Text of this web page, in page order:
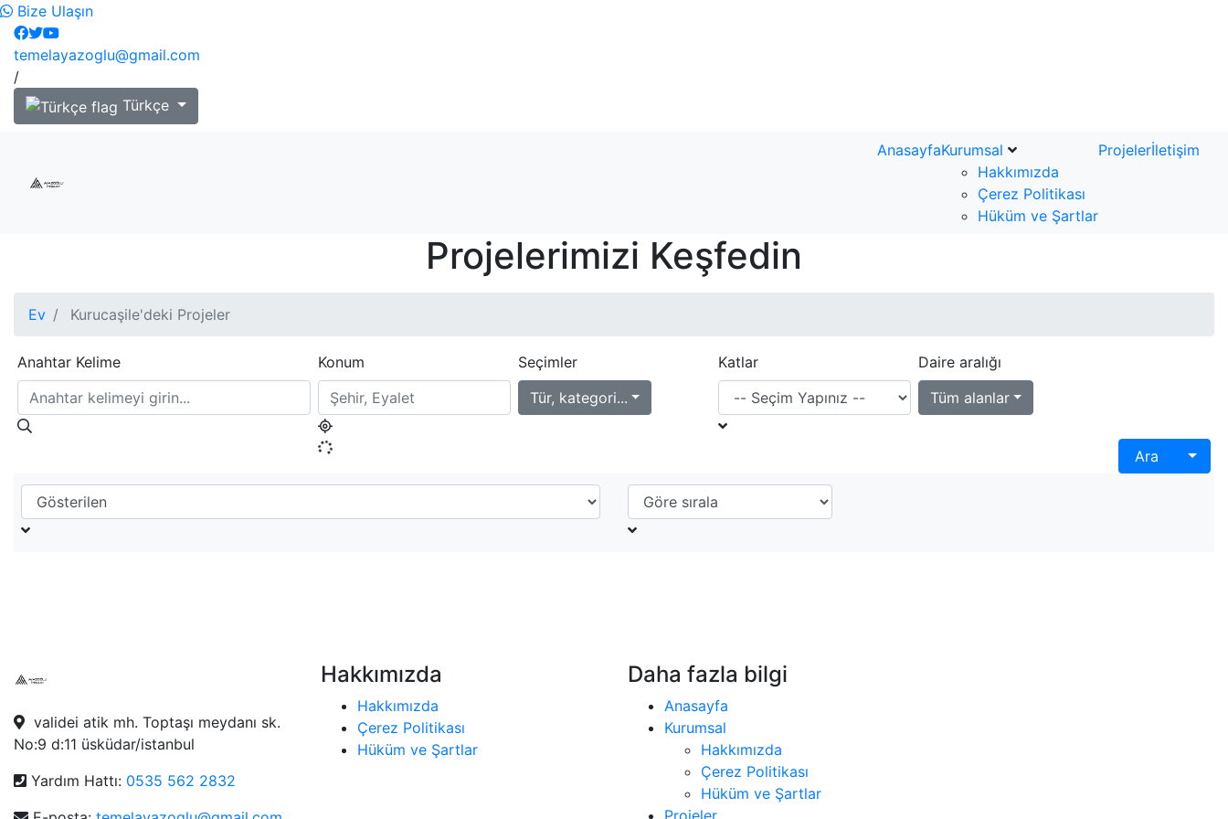
Bize Ulaşın
temelayazoglu@gmail.com
/
Türkçe
AnasayfaKurumsal
Hakkımızda
Çerez Politikası
Hüküm ve Şartlar
Projelerİletişim
Projelerimizi Keşfedin
Ev Kurucaşile'deki Projeler
Anahtar Kelime Konum
Seçimler
Tür, kategori...
Katlar
Daire aralığı
Tüm alanlar
Ara
validei atik mh. Toptaşı meydanı sk.
No:9 d:11 üsküdar/istanbul
Yardım Hattı: 0535 562 2832
Hakkımızda
Hakkımızda
Çerez Politikası
Hüküm ve Şartlar
Daha fazla bilgi
Anasayfa
Kurumsal
Hakkımızda
Çerez Politikası
Hüküm ve Şartlar
Projeler